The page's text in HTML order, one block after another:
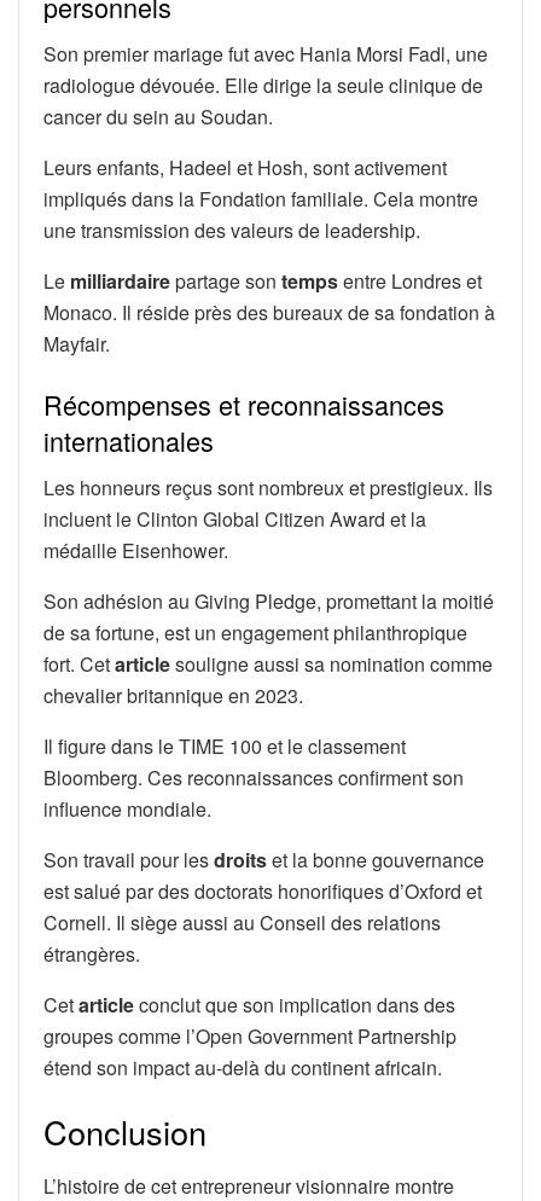
Son premier mariage fut avec Hania Morsi Fadl, une
radiologue dévouée. Elle dirige la seule clinique de
cancer du sein au Soudan.
Leurs enfants, Hadeel et Hosh, sont activement
impliqués dans la Fondation familiale. Cela montre
une transmission des valeurs de leadership.
Le milliardairepartage son tempsentre Londres et
Monaco. Il réside près des bureaux de sa fondation à
Mayfair.
Récompenses et reconnaissances
internationales
Les honneurs reçus sont nombreux et prestigieux. Ils
incluent le Clinton Global Citizen Award et la
médaille Eisenhower.
Son adhésion au Giving Pledge, promettant la moitié
de sa fortune, est un engagement philanthropique
fort. Cetarticlesouligne aussi sa nomination comme
chevalier britannique en 2023.
Il figure dans le TIME 100 et le classement
Bloomberg. Ces reconnaissances confirment son
influence mondiale.
Son travail pour lesdroitset la bonne gouvernance
est salué par des doctorats honorifiques d’Oxford et
Cornell. Il siège aussi au Conseil des relations
étrangères.
Cetarticleconclut que son implication dans des
groupes comme l’Open Government Partnership
étend son impact au-delà du continent africain.
Conclusion
L’histoire de cet entrepreneur visionnaire montre